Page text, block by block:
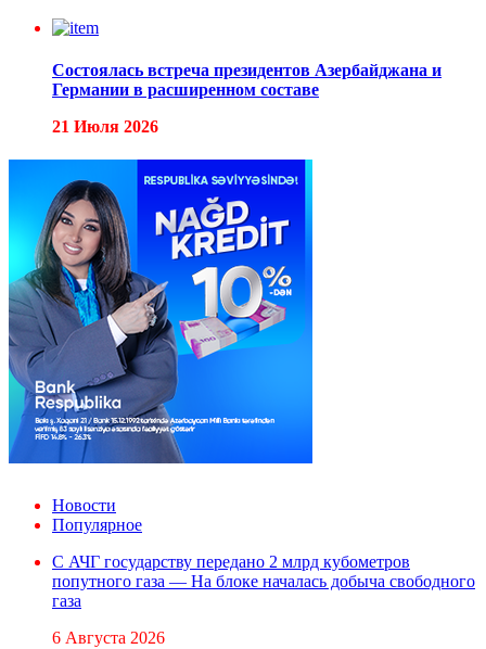
Состоялась встреча президентов Азербайджана и
Германии в расширенном составе
21 Июля 2026
Новости
Популярное
С АЧГ государству передано 2 млрд кубометров
попутного газа — На блоке началась добыча свободного
газа
6 Августа 2026